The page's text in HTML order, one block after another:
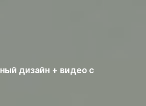
дизайн + видео с